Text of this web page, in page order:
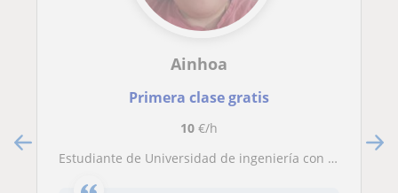
Ainhoa
Primera clase gratis
10€/h
Estudiante de Universidad de ingeniería con experiencia enseñando matemáticas y fisica a estudiantes de la ESO.